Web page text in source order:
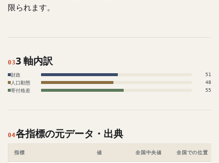
限られます。
033 軸内訳
財政 51
人口動態 48
寄付格差 55
04各指標の元データ・出典
指標 値 全国中央値 全国での位置